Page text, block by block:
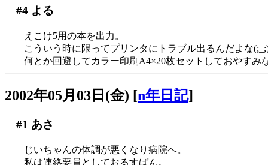
#4よる
えこけ5用の本を出力。
こういう時に限ってプリンタにトラブル出るんだよな
何とか回避してカラー印刷A4×20枚セットしておやすみ
2002年05月03日(金) [n年日記]
#1 あさ
じいちゃんの体調が悪くなり病院へ。
私は連絡要員としておるすばん。